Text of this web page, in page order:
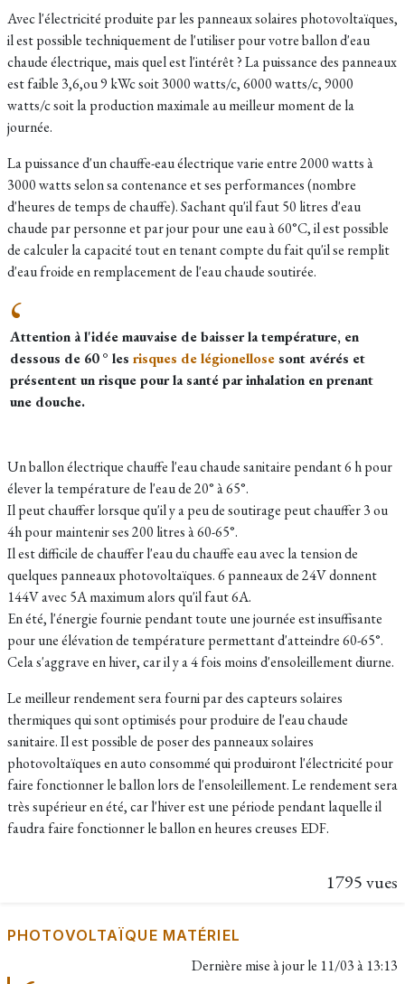
Avec l'électricité produite par les panneaux solaires photovoltaïques,
il est possible techniquement de l'utiliser pour votre ballon d'eau
chaude électrique, mais quel est l'intérêt ? La puissance des panneaux
est faible 3,6,ou 9 kWc soit 3000 watts/c,6000 watts/c, 9000
watts/c soit la production maximale au meilleur moment de la
journée.
La puissance d'un chauffe-eau électrique varie entre 2000 watts à
3000 watts selon sa contenance et ses performances (nombre
d'heures de temps de chauffe). Sachant qu'il faut 50 litres d'eau
chaude par personne et par jour pour une eau à 60°C, il est possible
de calculer la capacité tout en tenant compte du fait qu'il se remplit
d'eau froide en remplacement de l'eau chaude soutirée.
Attention à l'idée mauvaise de baisser la température, en
dessous de 60 ° les risques de légionellosesont avérés et
présentent un risque pour la santé par inhalation en prenant
une douche.
Un ballon électrique chauffe l'eau chaude sanitaire pendant 6 h pour
élever la température de l'eau de 20° à 65°.
Il peut chauffer lorsque qu'il y a peu de soutirage peut chauffer 3 ou
4h pour maintenir ses 200 litres à 60-65°.
Il est difficile de chauffer l'eau du chauffe eau avec la tension de
quelques panneaux photovoltaïques. 6 panneaux de 24V donnent
144V avec 5A maximum alors qu'il faut 6A.
En été, l'énergie fournie pendant toute une journée est insuffisante
pour une élévation de température permettant d'atteindre 60-65°.
Cela s'aggrave en hiver, car il y a 4 fois moins d'ensoleillement diurne.
Le meilleur rendement sera fourni par des capteurs solaires
thermiques qui sont optimisés pour produire de l'eau chaude
sanitaire. Il est possible de poser des panneaux solaires
photovoltaïques en auto consommé qui produiront l'électricité pour
faire fonctionner le ballon lors de l'ensoleillement. Le rendement sera
très supérieur en été, car l'hiver est une période pendant laquelle il
faudra faire fonctionner le ballon en heures creuses EDF.
1795 vues
PHOTOVOLTAÏQUE MATÉRIEL
Dernière mise à jour le 11/03 à 13:13